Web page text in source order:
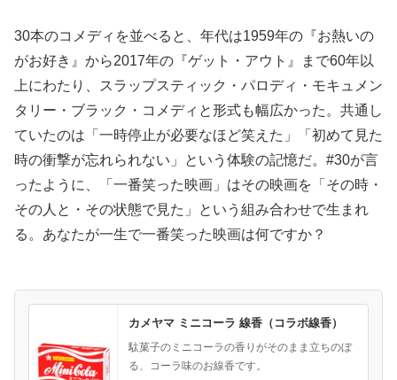
30本のコメディを並べると、年代は1959年の『お熱いの
がお好き』から2017年の『ゲット・アウト』まで60年以
上にわたり、スラップスティック・パロディ・モキュメン
タリー・ブラック・コメディと形式も幅広かった。共通し
ていたのは「一時停止が必要なほど笑えた」「初めて見た
時の衝撃が忘れられない」という体験の記憶だ。#30が言
ったように、「一番笑った映画」はその映画を「その時・
その人と・その状態で見た」という組み合わせで生まれ
る。あなたが一生で一番笑った映画は何ですか？
カメヤマ ミニコーラ 線香（コラボ線香）
駄菓子のミニコーラの香りがそのまま立ちのぼ
る、コーラ味のお線香です。